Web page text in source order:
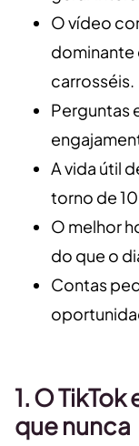
O vídeo
dominante
carrosséis.
Perguntas
A vida útil
torno de
O melhor
do que o
Contas
1. O
que nunca